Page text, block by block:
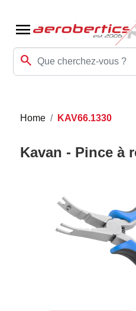
menu
search
Home KAV66.1330
Kavan - Pince à